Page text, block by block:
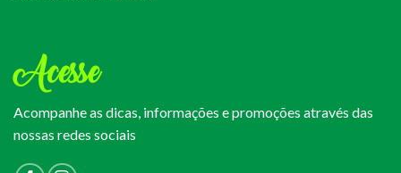
Acesse
Acompanhe as dicas, informações e promoções através das
nossas redes sociais